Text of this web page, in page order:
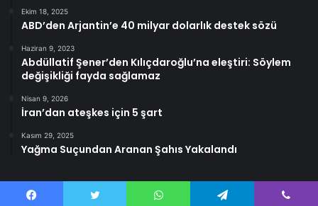
Ekim 18, 2025
ABD’den Arjantin’e 40 milyar dolarlık destek sözü
Haziran 9, 2023
Abdüllatif Şener’den Kılıçdaroğlu’na eleştiri: Söylem
değişikliği fayda sağlamaz
Nisan 9, 2026
İran’dan ateşkes için 5 şart
Kasım 29, 2025
Yağma Suçundan Aranan Şahıs Yakalandı